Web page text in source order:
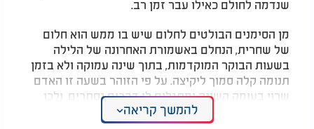
שנדמה לחולם כאילו עבר זמן רב.
מן הסימנים הבולטים לחלום שיש בו ממש הוא חלום
של שחרית, הנחלם באשמורת האחרונה של הלילה
בשעות הבוקר המוקדמות, בתוך שינה עמוקה ולא בזמן
תנומה קלה סמוך ליקיצה. על פי הזוהר בשעה זו האדם
שרוי בעומק השינה ומתגלים לו דברים נסתרים, ולכן
חלום שנחלם בזמן זה נושא חשיבות מיוחדת. סימן נוסף
להמשך קריאה